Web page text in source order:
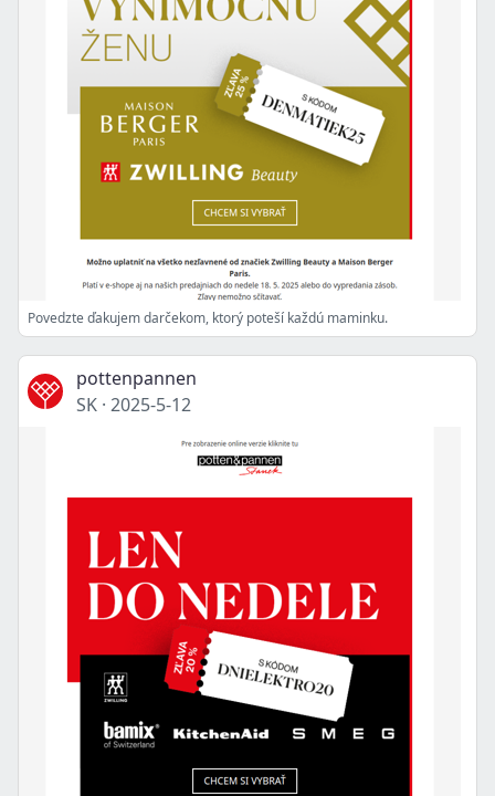
Povedzte ďakujem darčekom, ktorý poteší každú maminku.
pottenpannen
SK · 2025-5-12